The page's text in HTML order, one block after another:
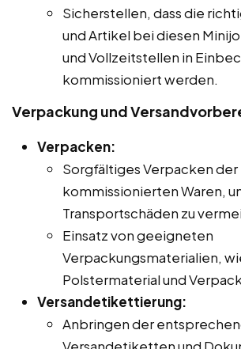
Sicherstellen, dass die
und Artikel bei diesen
und Vollzeitstellen in
kommissioniert werden.
Verpackung und
Verpacken:
Sorgfältiges Verpacken der
kommissionierten Waren,
Transportschäden zu
Einsatz von geeigneten
Verpackungsmaterialien,
Polstermaterial und
Versandetikettierung:
Anbringen der
Versandetiketten und